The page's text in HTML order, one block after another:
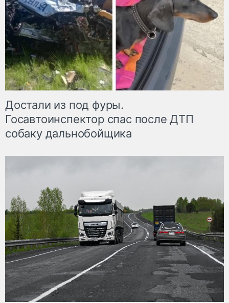
Достали из под фуры.
Госавтоинспектор спас после ДТП
собаку дальнобойщика